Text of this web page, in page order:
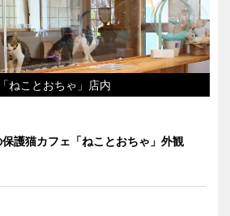
ねことおちゃ」店内
保護猫カフェ「ねことおちゃ」外観